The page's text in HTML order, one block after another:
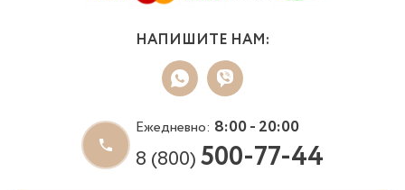
НАПИШИТЕ НАМ:
Ежедневно: 8:00 - 20:00
8 (800)500-77-44